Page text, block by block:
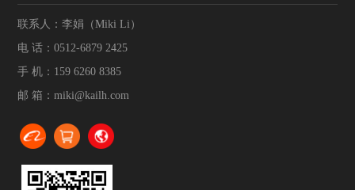
联系人：李娟（Miki Li）
电 话：0512-6879 2425
手 机： 159 6260 8385
邮 箱：miki@kailh.com